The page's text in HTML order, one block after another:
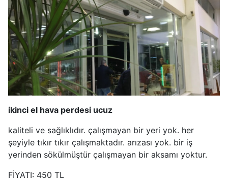
ikinci el hava perdesi ucuz
kaliteli ve sağlıklıdır. çalışmayan bir yeri yok. her
şeyiyle tıkır tıkır çalışmaktadır. arızası yok. bir iş
yerinden sökülmüştür çalışmayan bir aksamı yoktur.
FİYATI: 450 TL